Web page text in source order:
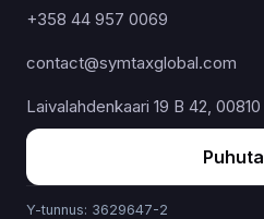
+358 44 957 0069
contact@symtaxglobal.com
Laivalahdenkaari 19 B 42,
Y-tunnus: 3629647-2